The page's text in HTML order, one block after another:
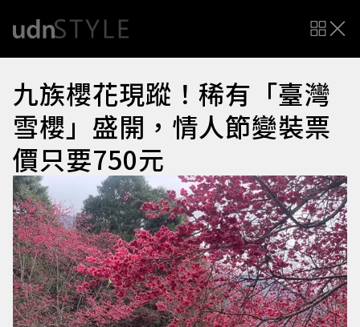
九族櫻花現蹤！稀有「臺灣
雪櫻」盛開，情人節變裝票
價只要750元